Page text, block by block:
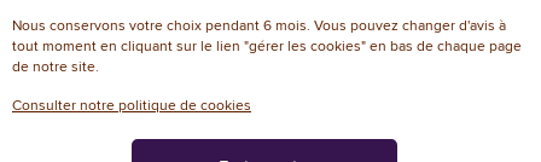
Agrafes étroites 90/35 mm
galvanisées, 5.000 pièces -
Référence : W48502
Nous conservons votre choix pendant 6 mois. Vous pouvez changer d'avis à
tout moment en cliquant sur le lien "gérer les cookies" en bas de chaque page
de notre site.
Consulter notre politique de cookies